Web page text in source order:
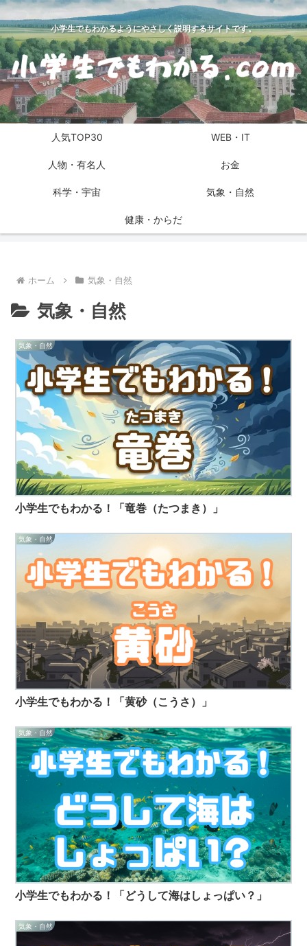
小学生でもわかるようにやさしく説明するサイトです。
人気TOP30 WEB・IT
人物・有名人 お金
科学・宇宙 気象・自然
健康・からだ
ホーム 気象・自然
気象・自然
気象・自然
小学生でもわかる！「竜巻（たつまき）」
気象・自然
小学生でもわかる！「黄砂（こうさ）」
気象・自然
小学生でもわかる！「どうして海はしょっぱい？」
気象・自然